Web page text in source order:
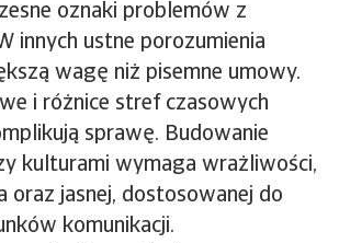
oznaki problemów z
innych ustne porozumienia
wagę niż pisemne umowy.
i różnice stref czasowych
sprawę. Budowanie
kulturami wymaga wrażliwości,
oraz jasnej, dostosowanej do
komunikacji.